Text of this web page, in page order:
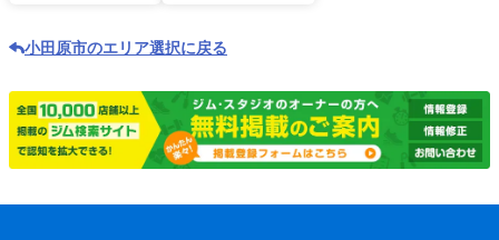
小田原市のエリア選択に戻る